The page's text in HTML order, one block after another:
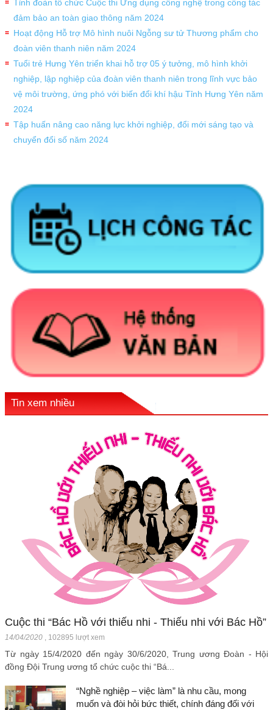
Tỉnh đoàn tổ chức Cuộc thi Ứng dụng công nghệ trong công tác
đảm bảo an toàn giao thông năm 2024
Hoạt động Hỗ trợ Mô hình nuôi Ngỗng sư tử Thương phẩm cho
đoàn viên thanh niên năm 2024
Tuổi trẻ Hưng Yên triển khai hỗ trợ 05 ý tưởng, mô hình khởi
nghiệp, lập nghiệp của đoàn viên thanh niên trong lĩnh vực bảo
vệ môi trường, ứng phó với biến đổi khí hậu Tỉnh Hưng Yên năm
2024
Tập huấn nâng cao năng lực khởi nghiệp, đổi mới sáng tạo và
chuyển đổi số năm 2024
Tin xem nhiều
Cuộc thi “Bác Hồ với thiếu nhi - Thiếu nhi với Bác Hồ”
14/04/2020 102895 lượt xem
Từ ngày 15/4/2020 đến ngày 30/6/2020, Trung ương Đoàn - Hội
đồng Đội Trung ương tổ chức cuộc thi “Bá...
“Nghề nghiệp – việc làm” là nhu cầu, mong
muốn và đòi hỏi bức thiết, chính đáng đối với